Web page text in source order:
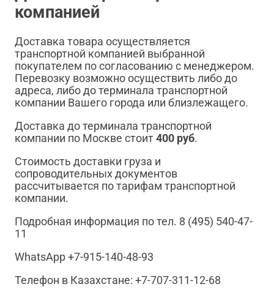
компанией
Доставка товара осуществляется
транспортной компанией выбранной
покупателем по согласованию с менеджером.
Перевозку возможно осуществить либо до
адреса, либо до терминала транспортной
компании Вашего города или близлежащего.
Доставка до терминала транспортной
компании по Москве стоит400 руб.
Стоимость доставки груза и
сопроводительных документов
рассчитывается по тарифам транспортной
компании.
Подробная информация по тел. 8 (495) 540-47-
11
WhatsApp +7-915-140-48-93
Телефон в Казахстане: +7-707-311-12-68